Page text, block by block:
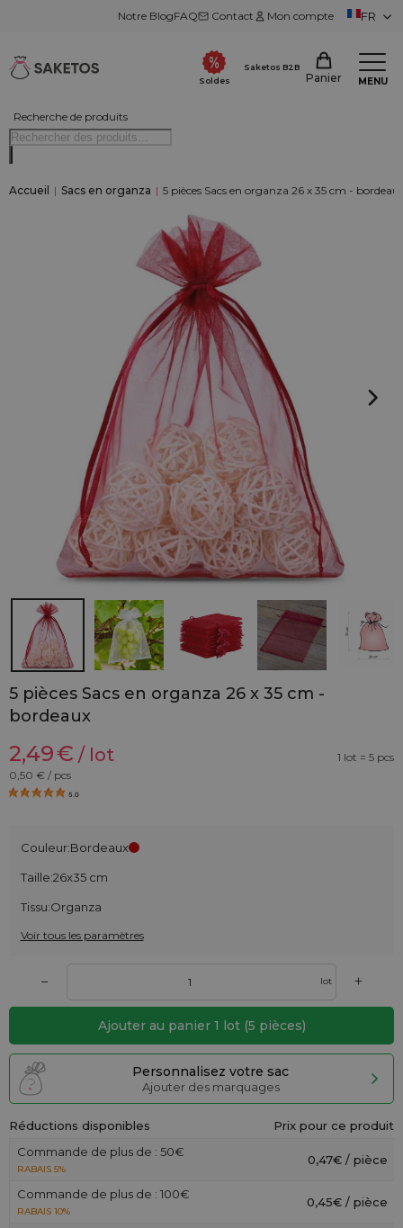
Notre BlogFAQ Contact Mon compte FR
Recherche de produits
Soldes
Saketos B2B
Panier MENU
Accueil | Sacs en organza | 5 pièces Sacs en organza 26 x 35 cm -
5 pièces Sacs en organza 26 x 35 cm -
bordeaux
2,49€ / lot
1 lot = 5 pcs
0,50 € / pcs
5.0
Couleur:Bordeaux
Taille:26x35 cm
Tissu:Organza
Voir tous les paramètres
– lot +
Ajouter au panier 1 lot (5 pièces)
Personnalisez votre sac
Ajouter des marquages
Réductions disponibles
Prix pour ce produit
Commande de plus de : 50€
RABAIS 5%
0,47€ / pièce
Commande de plus de : 100€
RABAIS 10%
0,45€ / pièce